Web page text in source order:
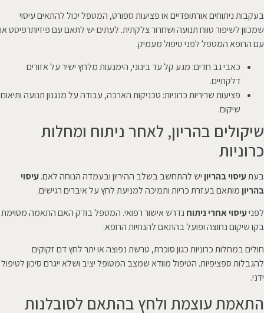
בעקבות ניתוחים אורתופדיים או פציעות ספורט, המטפל יכול להתאים עיסוי
שמכוון לשיפור טווח תנועה ושחרור צלקתית. לעתים יש לתאם עם פיזיותרפיסט או
עם הרופא המטפל לפני טיפול מעמיק.
כאבי גב חדים: מגע קל עד בינוני, הימנעות מלחץ ישיר על אזורים
דלקתיים.
פציעות שריריות כרוניות: טכניקות הארכה, עבודה על מנגנון תנועה ותיאום
שיקום.
שיקולים בהריון, לאחר ניתוח ומחלות
כרוניות
בעתעיסוי בהריון יש להתחשב בשלב ההיריון ובעמדה הנוחה לאם.עיסוי
בהריון מותאם בעזרת כריות ותמיכה למניעת לחץ על איברים רגישים.
לפניעיסוי אחרי ניתוח נדרש אישור רפואי. המטפל בודק האם התאמה מסוימת
בקו שיקום נחוצה ופועל בהתאם להנחיות הרופא.
חולים במחלות כרוניות כגון סוכרת, טרשת נפוצה או יתר לחץ דם זקוקים
להגבלות ספציפיות. הטיפול מוודא שמצב המטופל יציב ושלא ייגרם סיכון לטיפול
ידני.
התאמת עוצמת ולחץ בהתאם לסובלנות